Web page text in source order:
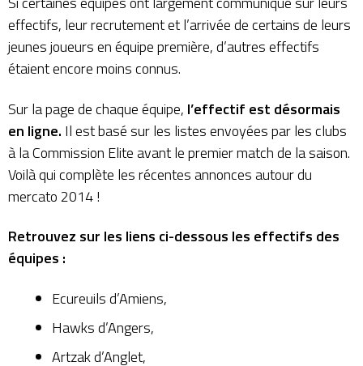
effectifs, leur recrutement et l’arrivée de certains de leurs
jeunes joueurs en équipe première, d’autres effectifs
étaient encore moins connus.
Sur la page de chaque équipe, l’effectif est désormais
en ligne. Il est basé sur les listes envoyées par les clubs
à la Commission Elite avant le premier match de la saison.
Voilà qui complète les récentes annonces autour du
mercato 2014!
Retrouvez sur les liens ci-dessous les effectifs des
équipes :
Ecureuils d’Amiens,
Hawks d’Angers,
Artzak d’Anglet,